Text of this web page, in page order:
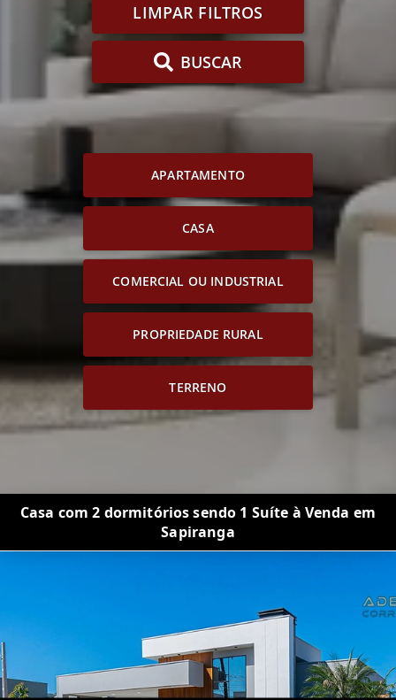
LIMPAR FILTROS
BUSCAR
APARTAMENTO
CASA
COMERCIAL OU INDUSTRIAL
PROPRIEDADE RURAL
TERRENO
Casa com 2 dormitórios sendo 1 Suíte à Venda em
Sapiranga